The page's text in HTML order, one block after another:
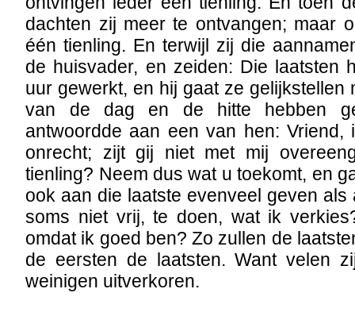
dachten zij meer te ontvangen; maar
één tienling. En terwijl zij die
de huisvader, en zeiden: Die laatsten
uur gewerkt, en hij gaat ze gelijkstellen
van de dag en de hitte hebben
antwoordde aan een van hen:
onrecht; zijt gij niet met mij
tienling? Neem dus wat u toekomt, en
ook aan die laatste evenveel geven als
soms niet vrij, te doen, wat ik
omdat ik goed ben? Zo zullen de
de eersten de laatsten. Want velen
weinigen uitverkoren.